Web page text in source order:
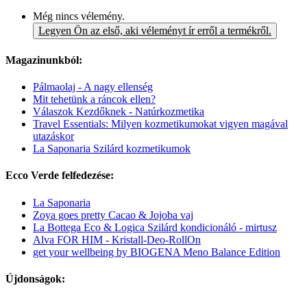
Még nincs vélemény.
Legyen Ön az első, aki véleményt ír erről a termékről.
Magazinunkból:
Pálmaolaj - A nagy ellenség
Mit tehetünk a ráncok ellen?
Válaszok Kezdőknek - Natúrkozmetika
Travel Essentials: Milyen kozmetikumokat vigyen magával
utazáskor
La Saponaria Szilárd kozmetikumok
Ecco Verde felfedezése:
La Saponaria
Zoya goes pretty Cacao & Jojoba vaj
La Bottega Eco & Logica Szilárd kondicionáló - mirtusz
Alva FOR HIM - Kristall-Deo-RollOn
get your wellbeing by BIOGENA Meno Balance Edition
Újdonságok: